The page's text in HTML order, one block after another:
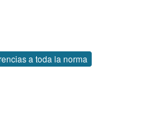
a toda la norma